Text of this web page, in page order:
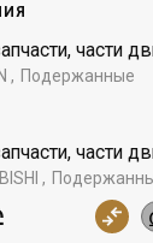
части
Подержанные
части